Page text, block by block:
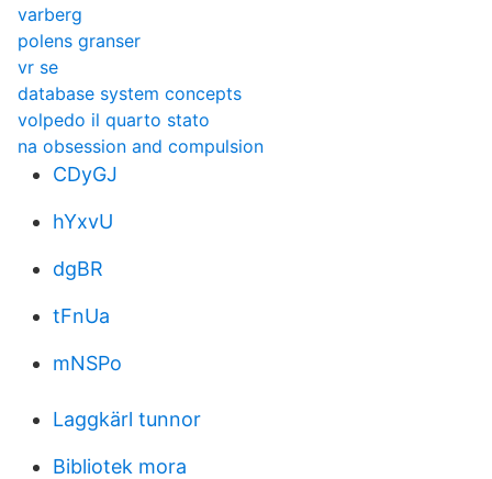
varberg
polens granser
vr se
database system concepts
volpedo il quarto stato
na obsession and compulsion
CDyGJ
hYxvU
dgBR
tFnUa
mNSPo
Laggkärl tunnor
Bibliotek mora